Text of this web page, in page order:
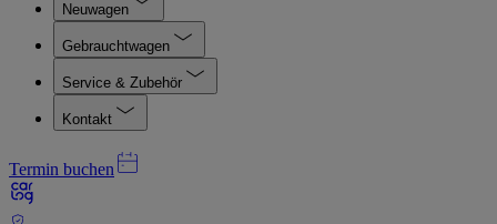
Neuwagen
Gebrauchtwagen
Service & Zubehör
Kontakt
Termin buchen